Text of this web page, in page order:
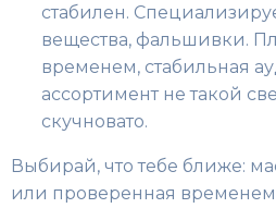
стабилен.
вещества, фальшивки.
временем, стабильная
ассортимент не такой
скучновато.
Выбирай, что тебе ближе:
или проверенная